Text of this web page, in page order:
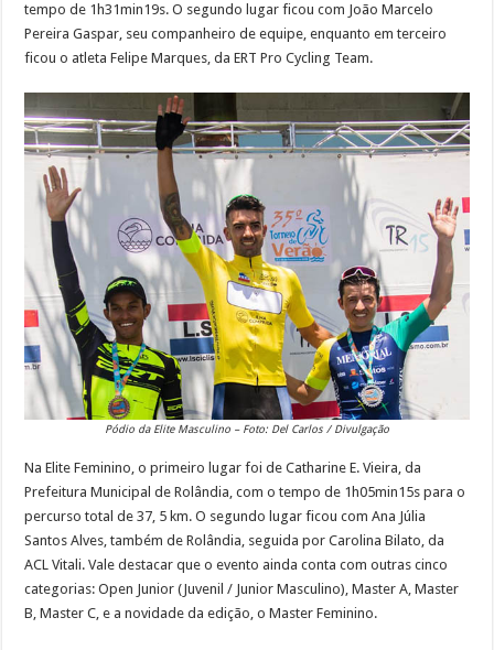
tempo de 1h31min19s. O segundo lugar ficou com João Marcelo
Pereira Gaspar, seu companheiro de equipe, enquanto em terceiro
ficou o atleta Felipe Marques, da ERT Pro Cycling Team.
Pódio da Elite Masculino – Foto: Del Carlos / Divulgação
Na Elite Feminino, o primeiro lugar foi de Catharine E. Vieira, da
Prefeitura Municipal de Rolândia, com o tempo de 1h05min15s para o
percurso total de 37, 5 km. O segundo lugar ficou com Ana Júlia
Santos Alves, também de Rolândia, seguida por Carolina Bilato, da
ACL Vitali. Vale destacar que o evento ainda conta com outras cinco
categorias: Open Junior (Juvenil / Junior Masculino), Master A, Master
B, Master C, e a novidade da edição, o Master Feminino.